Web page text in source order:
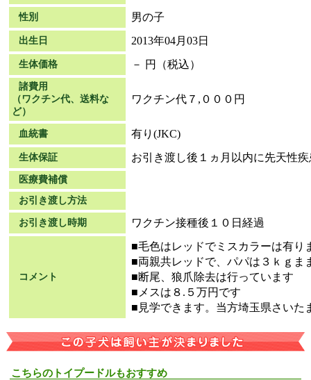
性別 男の子
出生日 2013年04月03日
生体価格 － 円（税込）
諸費用
（ワクチン代、送料な
ど）
ワクチン代７,０００円
血統書 有り(JKC)
生体保証 お引き渡し後１ヵ月以内に先天性
医療費補償
お引き渡し方法
お引き渡し時期 ワクチン接種後１０日経過
コメント
■毛色はレッドでミスカラーは有り
■両親共レッドで、パパは３ｋｇま
■断尾、狼爪除去は行っています
■メスは８.５万円です
■見学できます。当方埼玉県さいた
こちらのトイプードルもおすすめ